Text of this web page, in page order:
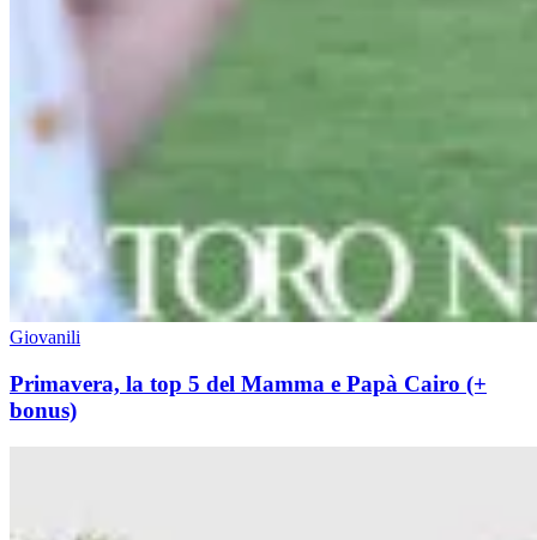
Giovanili
Primavera, la top 5 del Mamma e Papà Cairo (+
bonus)